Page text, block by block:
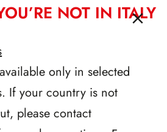
NOT IN ITALY
only in selected
If your country is not
please contact